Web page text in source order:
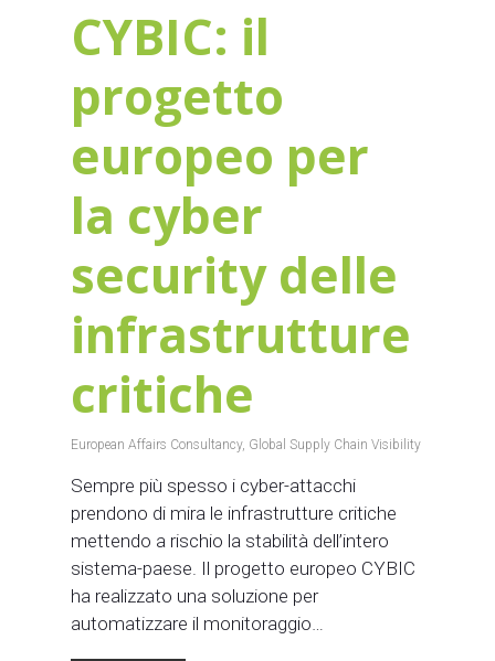
CYBIC: il
progetto
europeo per
la cyber
security delle
infrastrutture
critiche
European Affairs Consultancy, Global Supply Chain Visibility
Sempre più spesso i cyber-attacchi
prendono di mira le infrastrutture critiche
mettendo a rischio la stabilità dell’intero
sistema-paese. Il progetto europeo CYBIC
ha realizzato una soluzione per
automatizzare il monitoraggio…